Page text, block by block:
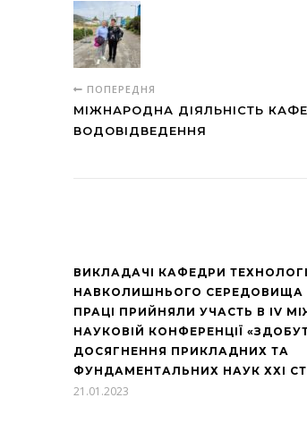
ПОПЕРЕДНЯ
МІЖНАРОДНА ДІЯЛЬНІСТЬ
ВОДОВІДВЕДЕННЯ
ВИКЛАДАЧІ КАФЕДРИ
НАВКОЛИШНЬОГО СЕРЕДОВИЩА
ПРАЦІ ПРИЙНЯЛИ УЧАСТЬ В IV
НАУКОВІЙ КОНФЕРЕНЦІЇ
ДОСЯГНЕННЯ ПРИКЛАДНИХ ТА
ФУНДАМЕНТАЛЬНИХ НАУК ХХІ
21.01.2023